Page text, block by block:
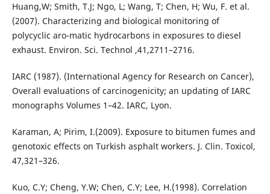
Huang,W; Smith, T.J; Ngo, L; Wang, T; Chen, H; Wu, F. et al.
(2007). Characterizing and biological monitoring of
polycyclic aro-matic hydrocarbons in exposures to diesel
exhaust. Environ. Sci. Technol ,41,2711–2716.
IARC (1987). (International Agency for Research on Cancer),
Overall evaluations of carcinogenicity; an updating of IARC
monographs Volumes 1–42. IARC, Lyon.
Karaman, A; Pirim, I.(2009). Exposure to bitumen fumes and
genotoxic effects on Turkish asphalt workers. J. Clin. Toxicol,
47,321–326.
Kuo, C.Y; Cheng, Y.W; Chen, C.Y; Lee, H.(1998). Correlation